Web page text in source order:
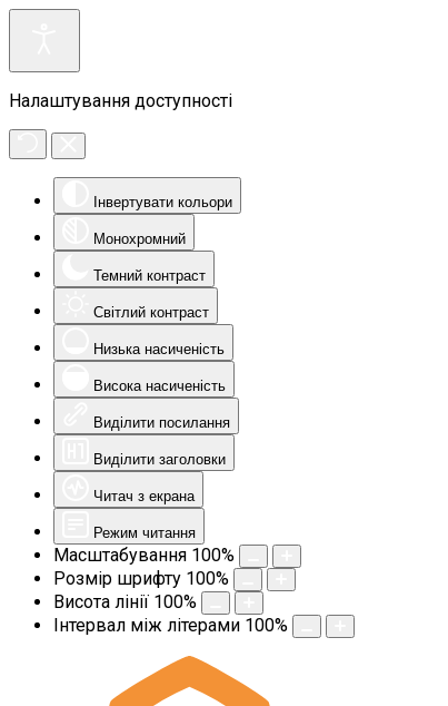
Налаштування доступності
Інвертувати кольори
Монохромний
Темний контраст
Світлий контраст
Низька насиченість
Висока насиченість
Виділити посилання
Виділити заголовки
Читач з екрана
Режим читання
Масштабування 100%
Розмір шрифту 100%
Висота лінії 100%
Інтервал між літерами 100%